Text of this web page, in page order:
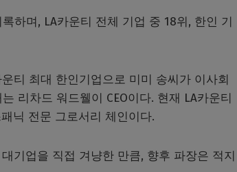
하며, LA카운티 전체 기업 중 18위, 한인 기
티 최대 한인기업으로 미미 송씨가 이사회
리차드 워드웰이 CEO이다. 현재 LA카운티
닉 전문 그로서리 체인이다.
기업을 직접 겨냥한 만큼, 향후 파장은 적지